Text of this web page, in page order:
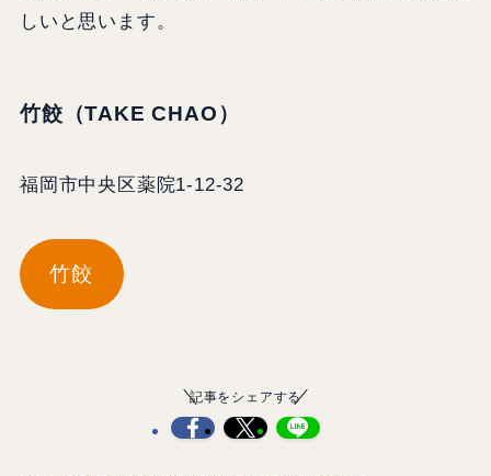
しいと思います。
竹餃（TAKE CHAO）
福岡市中央区薬院1-12-32
竹餃
記事をシェアする